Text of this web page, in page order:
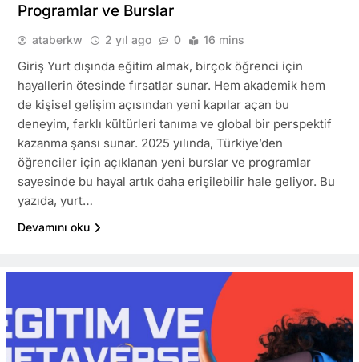
Programlar ve Burslar
ataberkw 2 yıl ago 0 16 mins
Giriş Yurt dışında eğitim almak, birçok öğrenci için
hayallerin ötesinde fırsatlar sunar. Hem akademik hem
de kişisel gelişim açısından yeni kapılar açan bu
deneyim, farklı kültürleri tanıma ve global bir perspektif
kazanma şansı sunar. 2025 yılında, Türkiye’den
öğrenciler için açıklanan yeni burslar ve programlar
sayesinde bu hayal artık daha erişilebilir hale geliyor. Bu
yazıda, yurt…
Devamını oku